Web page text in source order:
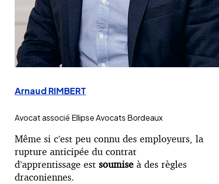
Arnaud RIMBERT
Avocat associé Ellipse Avocats Bordeaux
Même si c’est peu connu des employeurs, la
rupture anticipée du contrat
d’apprentissage est soumise à des règles
draconiennes.